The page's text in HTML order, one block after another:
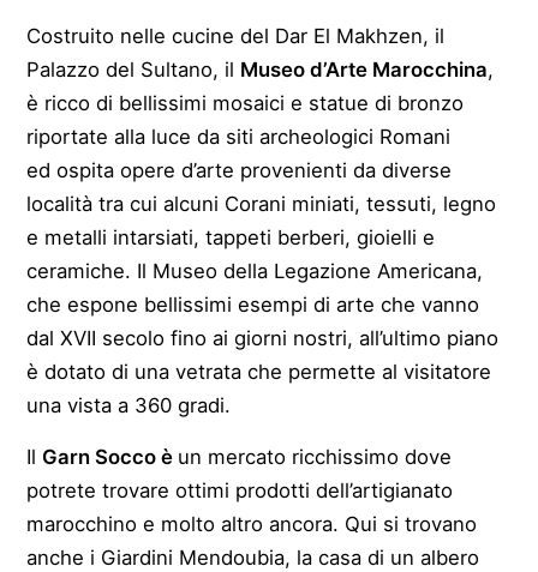
Costruito nelle cucine del Dar El Makhzen, il
Palazzo del Sultano, il Museo d’Arte Marocchina,
è ricco di bellissimi mosaici e statue di bronzo
riportate alla luce da siti archeologici Romani
ed ospita opere d’arte provenienti da diverse
località tra cui alcuni Corani miniati, tessuti, legno
e metalli intarsiati, tappeti berberi, gioielli e
ceramiche. Il Museo della Legazione Americana,
che espone bellissimi esempi di arte che vanno
dal XVII secolo fino ai giorni nostri, all’ultimo piano
è dotato di una vetrata che permette al visitatore
una vista a 360 gradi.
Il Garn Socco è un mercato ricchissimo dove
potrete trovare ottimi prodotti dell’artigianato
marocchino e molto altro ancora. Qui si trovano
anche i Giardini Mendoubia, la casa di un albero